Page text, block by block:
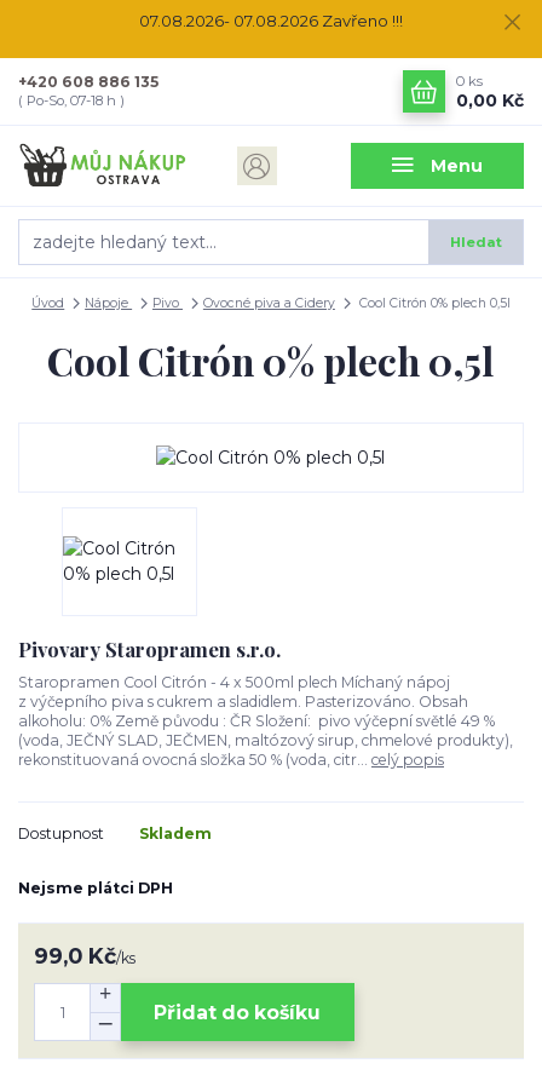
07.08.2026- 07.08.2026 Zavřeno !!!
Menu
Hledat
+420 608 886 135
( Po-So, 07-18 h )
0 ks
0,00 Kč
Úvod Nápoje Pivo Ovocné piva a Cidery Cool Citrón 0% plech 0,5l
Cool Citrón 0% plech 0,5l
Pivovary Staropramen s.r.o.
Staropramen Cool Citrón - 4 x 500ml plech Míchaný nápoj
z výčepního piva s cukrem a sladidlem. Pasterizováno. Obsah
alkoholu: 0% Země původu : ČR Složení: pivo výčepní světlé 49 %
(voda, JEČNÝ SLAD, JEČMEN, maltózový sirup, chmelové produkty),
rekonstituovaná ovocná složka 50 % (voda, citr... celý popis
Dostupnost Skladem
Nejsme plátci DPH
99,0 Kč/ks
Přidat do košíku